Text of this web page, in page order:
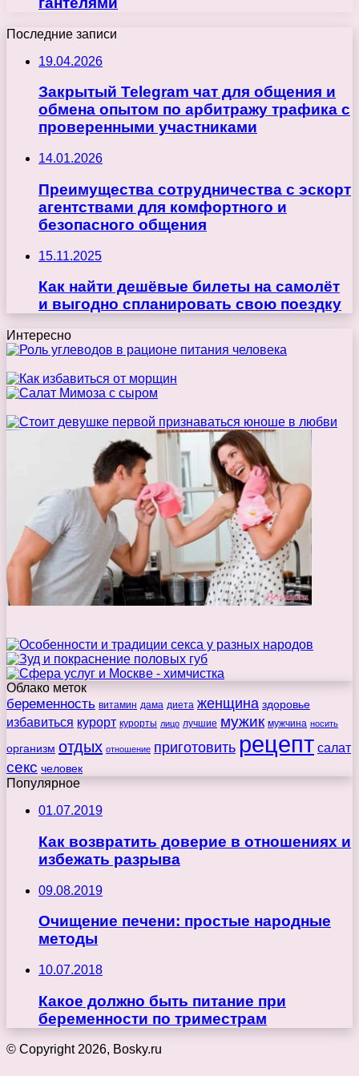
Последние записи
19.04.2026
Закрытый Telegram чат для общения и
обмена опытом по арбитражу трафика с
проверенными участниками
14.01.2026
Преимущества сотрудничества с эскорт
агентствами для комфортного и
безопасного общения
15.11.2025
Как найти дешёвые билеты на самолёт
и выгодно спланировать свою поездку
Интересно
Облако меток
беременность витамин дама диета женщина здоровье
избавиться курорт курорты лицо лучшие мужик мужчина носить
организм отдых отношение приготовить рецепт салат
секс человек
Популярное
01.07.2019
Как возвратить доверие в отношениях и
избежать разрыва
09.08.2019
Очищение печени: простые народные
методы
10.07.2018
Какое должно быть питание при
беременности по триместрам
© Copyright 2026, Bosky.ru